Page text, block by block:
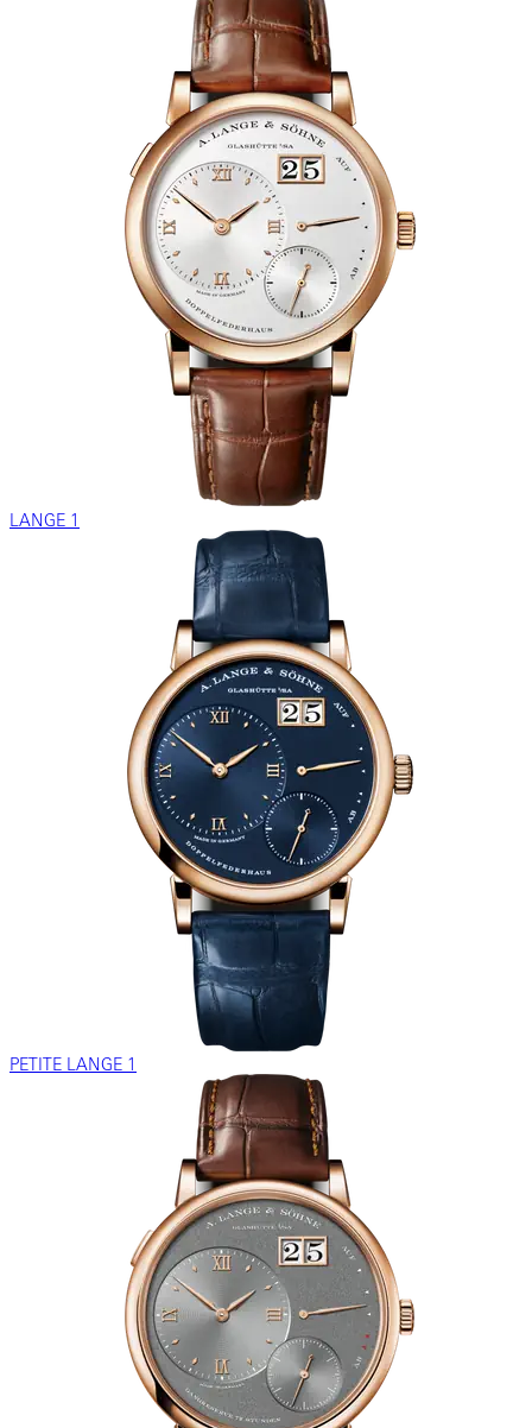
LANGE 1
PETITE LANGE 1